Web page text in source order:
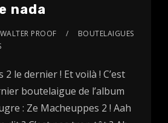
nada
WALTER PROOF
BOUTELAIGUES
le dernier ! Et voilà ! C’est
boutelaigue de l’album
: Ze Macheuppes 2 ! Aah